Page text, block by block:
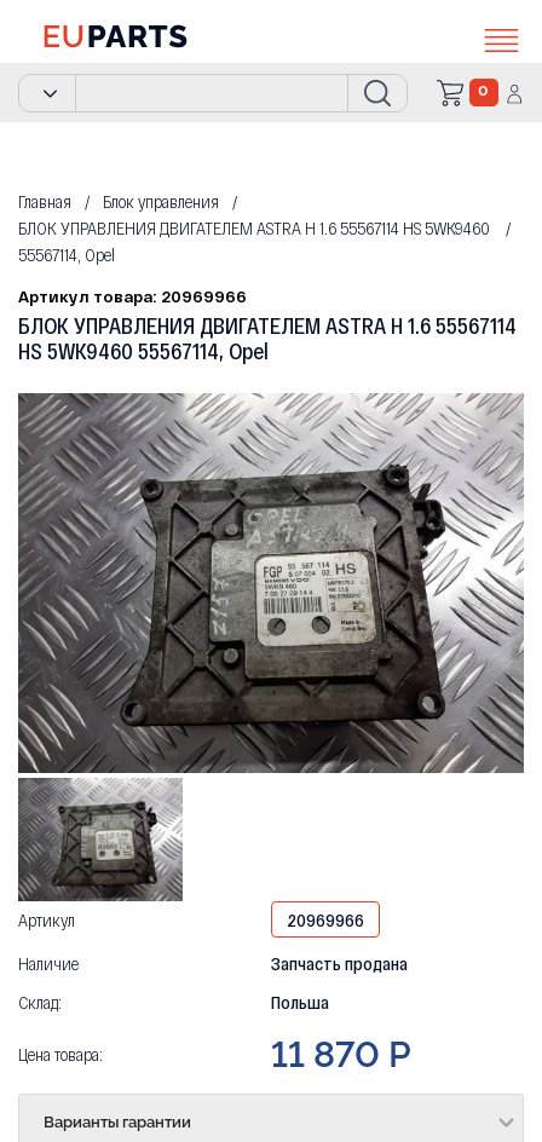
0
Главная
Блок управления
БЛОК УПРАВЛЕНИЯ ДВИГАТЕЛЕМ ASTRA H 1.6 55567114 HS 5WK9460
55567114, Opel
Артикул товара: 20969966
БЛОК УПРАВЛЕНИЯ ДВИГАТЕЛЕМ ASTRA H 1.6 55567114
HS 5WK9460 55567114, Opel
Артикул
20969966
Наличие
Запчасть продана
Склад:
Польша
Цена товара: 11 870 Р
Варианты гарантии